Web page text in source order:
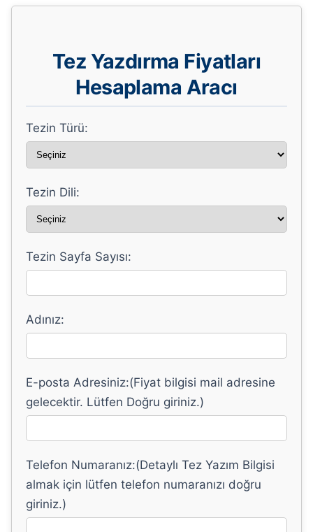
Tez Yazdırma Fiyatları
Hesaplama Aracı
Tezin Türü:
Tezin Dili:
Tezin Sayfa Sayısı:
Adınız:
E-posta Adresiniz:(Fiyat bilgisi mail adresine
gelecektir. Lütfen Doğru giriniz.)
Telefon Numaranız:(Detaylı Tez Yazım Bilgisi
almak için lütfen telefon numaranızı doğru
giriniz.)